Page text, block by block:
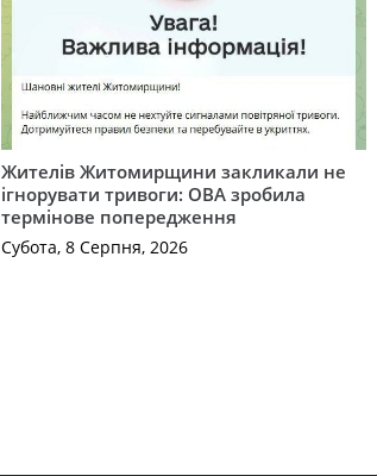
Жителів Житомирщини закликали не
ігнорувати тривоги: ОВА зробила
термінове попередження
Субота, 8 Серпня, 2026